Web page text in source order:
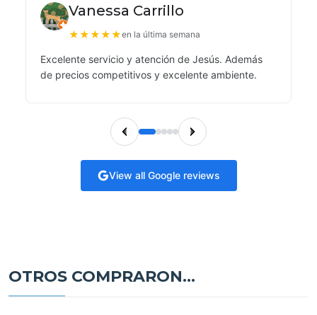
Vanessa Carrillo
★★★★★en la última semana
Excelente servicio y atención de Jesús. Además
de precios competitivos y excelente ambiente.
View all Google reviews
OTROS COMPRARON...